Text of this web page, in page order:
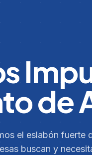
de
el eslabón fuerte
buscan y